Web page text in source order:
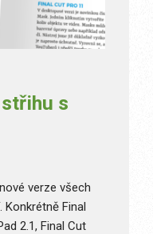
s
verze všech
Final
2.1, Final Cut